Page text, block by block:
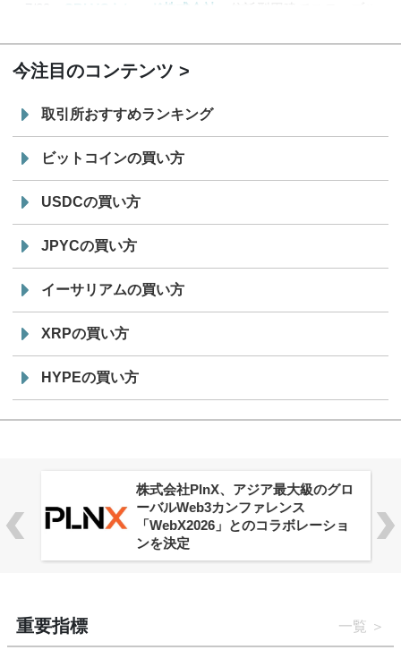
7/29
SBI VCトレード株式会社
信託型円建てステーブル
今注目のコンテンツ
取引所おすすめランキング
ビットコインの買い方
USDCの買い方
JPYCの買い方
イーサリアムの買い方
XRPの買い方
HYPEの買い方
株式会社PlnX、アジア最大級のグロ
ーバルWeb3カンファレンス
「WebX2026」とのコラボレーショ
ンを決定
重要指標 一覧